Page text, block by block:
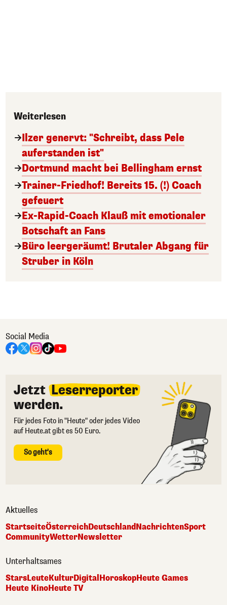
Weiterlesen
Ilzer genervt: "Schreibt, dass Pele
auferstanden ist"
Dortmund macht bei Bellingham ernst
Trainer-Friedhof! Bereits 15. (!) Coach
gefeuert
Ex-Rapid-Coach Klauß mit emotionaler
Botschaft an Fans
Büro leergeräumt! Brutaler Abgang für
Struber in Köln
Social Media
Jetzt Leserreporter
werden.
Für jedes Foto in "Heute" oder jedes Video
auf Heute.at gibt es 50 Euro.
So geht's
Aktuelles
StartseiteÖsterreichDeutschlandNachrichtenSport
CommunityWetterNewsletter
Unterhaltsames
StarsLeuteKulturDigital HoroskopHeute Games
Heute KinoHeute TV